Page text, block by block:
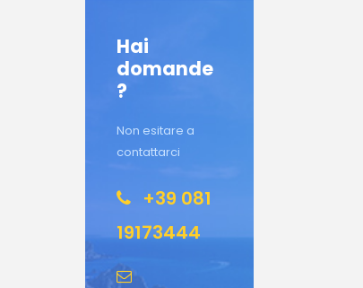
Hai
domande
?
Non esitare a
contattarci
+39 081
19173444